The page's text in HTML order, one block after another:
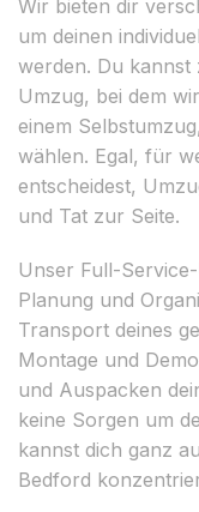
Wir bieten dir
um deinen
werden. Du kannst
Umzug, bei dem
einem
wählen. Egal, für
entscheidest,
und Tat zur Seite.
Unser Full-
Planung und
Transport deines
Montage und
und Auspacken
keine Sorgen um
kannst dich ganz
Bedford